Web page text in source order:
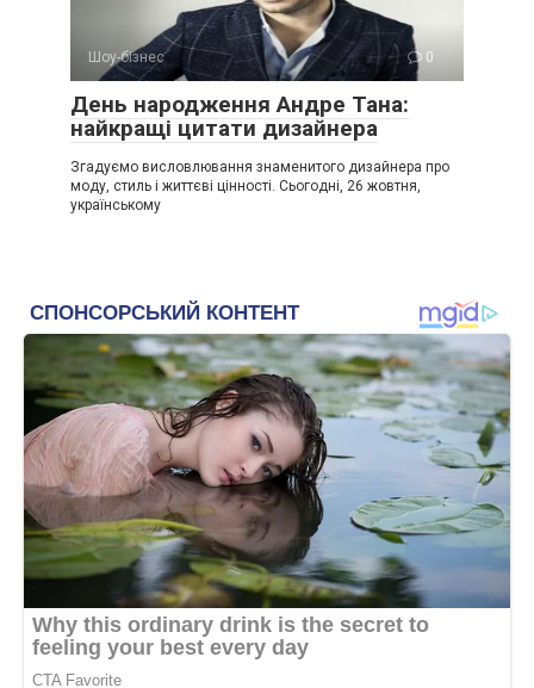
Шоу-бізнес 0
День народження Андре Тана:
найкращі цитати дизайнера
Згадуємо висловлювання знаменитого дизайнера про
моду, стиль і життєві цінності. Сьогодні, 26 жовтня,
українському